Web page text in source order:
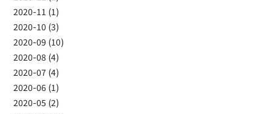
2020-11 (1)
2020-10 (3)
2020-09 (10)
2020-08 (4)
2020-07 (4)
2020-06 (1)
2020-05 (2)